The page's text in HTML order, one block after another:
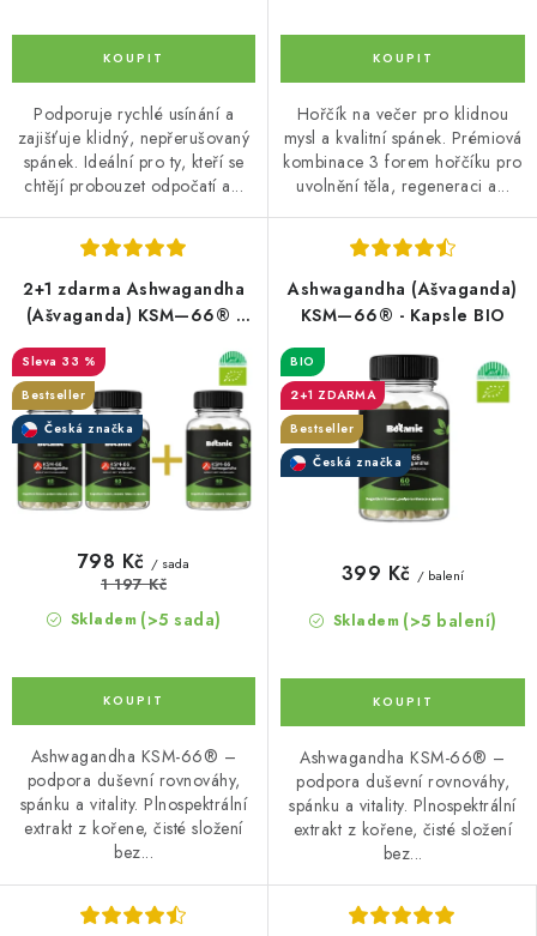
Podporuje rychlé usínání a
zajišťuje klidný, nepřerušovaný
spánek. Ideální pro ty, kteří se
chtějí probouzet odpočatí a...
Hořčík na večer pro klidnou
mysl a kvalitní spánek. Prémiová
kombinace 3 forem hořčíku pro
uvolnění těla, regeneraci a...
2+1 zdarma Ashwagandha
(Ašvaganda) KSM—66® -
Kapsle BIO
33 %
Bestseller
Česká značka
Skladem (>5 sada)
798 Kč / sada
1 197 Kč
Ashwagandha KSM-66® –
podpora duševní rovnováhy,
spánku a vitality. Plnospektrální
extrakt z kořene, čisté složení
bez...
Ashwagandha (Ašvaganda)
KSM—66® - Kapsle BIO
BIO
2+1 ZDARMA
Bestseller
Česká značka
Skladem (>5 balení)
399 Kč / balení
Ashwagandha KSM-66® –
podpora duševní rovnováhy,
spánku a vitality. Plnospektrální
extrakt z kořene, čisté složení
bez...